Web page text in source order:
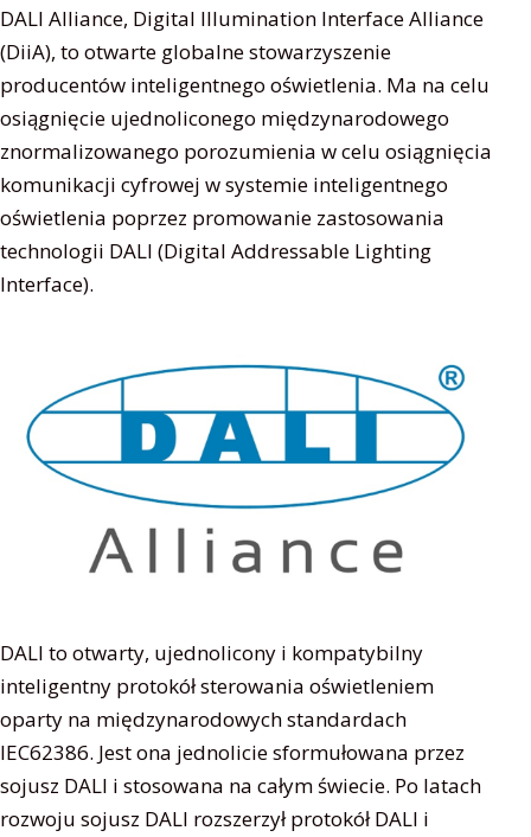
DALI Alliance, Digital Illumination Interface Alliance
(DiiA), to otwarte globalne stowarzyszenie
producentów inteligentnego oświetlenia. Ma na celu
osiągnięcie ujednoliconego międzynarodowego
znormalizowanego porozumienia w celu osiągnięcia
komunikacji cyfrowej w systemie inteligentnego
oświetlenia poprzez promowanie zastosowania
technologii DALI (Digital Addressable Lighting
Interface).
DALI to otwarty, ujednolicony i kompatybilny
inteligentny protokół sterowania oświetleniem
oparty na międzynarodowych standardach
IEC62386. Jest ona jednolicie sformułowana przez
sojusz DALI i stosowana na całym świecie. Po latach
rozwoju sojusz DALI rozszerzył protokół DALI i